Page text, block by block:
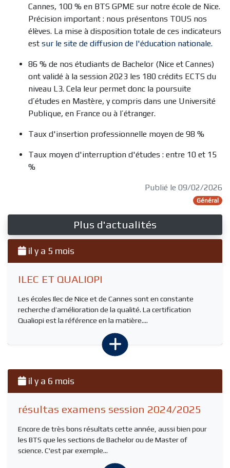
Cannes, 100 % en BTS GPME sur notre école de Nice.
Précision important : nous présentons TOUS nos
élèves. La mise à disposition totale de ces indicateurs
est sur le site de diffusion de l'éducation nationale.
86 % de nos étudiants de Bachelor (Nice et Cannes)
ont validé à la session 2023 les 180 crédits ECTS du
niveau L3. Cela leur permet donc la poursuite
d’études en Mastère, y compris dans une Université
Publique, en France ou à l’étranger.
Taux d'insertion professionnelle moyen de 98 %
Taux moyen d'interruption d'études : entre 10 et 15
%
Publié le 09/02/2026
Général
Plus d'actualités
il y a 5 mois
ILEC ET QUALIOPI
Les écoles Ilec de Nice et de Cannes sont en constante
recherche d’amélioration de la qualité. La certification
Qualiopi est la référence en la matière....
il y a 6 mois
résultas examens session 2024/2025
Encore de très bons résultats cette année, aussi bien pour
les BTS que les sections de Bachelor ou de Master of
science. C'est par exemple...